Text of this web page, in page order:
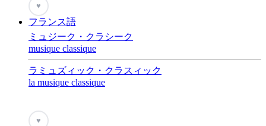
♥
フランス語
ミュジーク・クラシーク
musique classique
ラミュズィック・クラスィック
la musique classique
♥